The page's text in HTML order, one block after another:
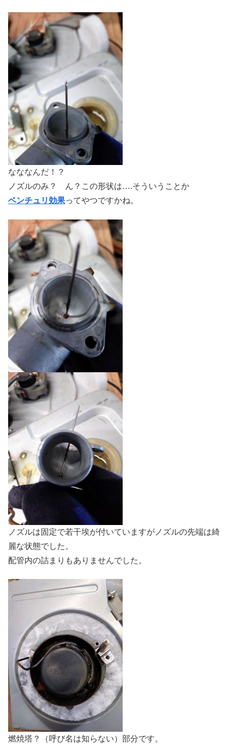
なななんだ！？
ノズルのみ？ ん？この形状は….そういうことか
ベンチュリ効果ってやつですかね。
ノズルは固定で若干埃が付いていますがノズルの先端は綺
麗な状態でした。
配管内の詰まりもありませんでした。
燃焼塔？（呼び名は知らない）部分です。